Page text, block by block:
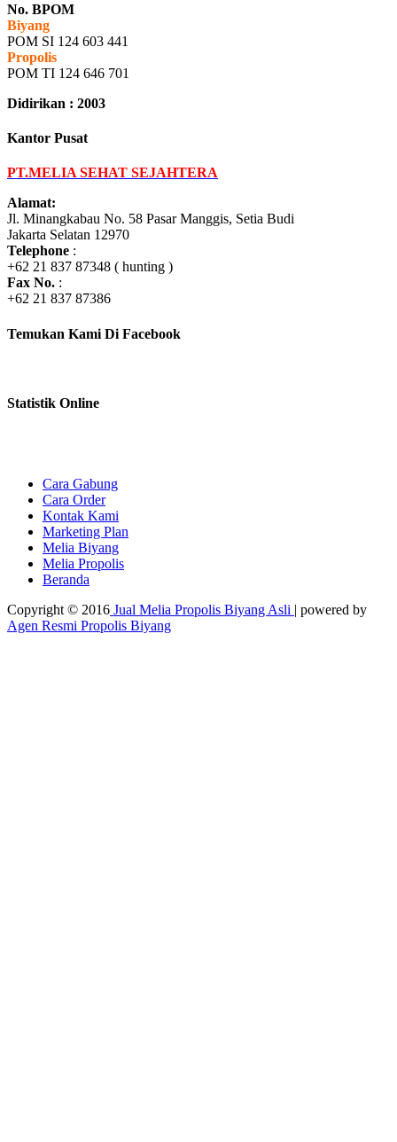
No. BPOM
Biyang
POM SI 124 603 441
Propolis
POM TI 124 646 701
Didirikan : 2003
Kantor Pusat
PT.MELIA SEHAT SEJAHTERA
Alamat:
Jl. Minangkabau No. 58 Pasar Manggis, Setia Budi
Jakarta Selatan 12970
Telephone :
+62 21 837 87348 ( hunting )
Fax No. :
+62 21 837 87386
Temukan Kami Di Facebook
Statistik Online
Cara Gabung
Cara Order
Kontak Kami
Marketing Plan
Melia Biyang
Melia Propolis
Beranda
Copyright © 2016 Jual Melia Propolis Biyang Asli | powered by
Agen Resmi Propolis Biyang